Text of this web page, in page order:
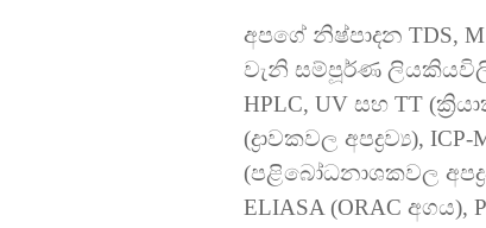
අපගේ නිෂ්පාදන TDS,
වැනි සම්පූර්ණ ලියකියවිලි
HPLC, UV සහ TT
(ද්‍රාවකවල අපද්‍රව්‍ය),
(පළිබෝධනාශකවල
ELIASA (ORAC අගය),